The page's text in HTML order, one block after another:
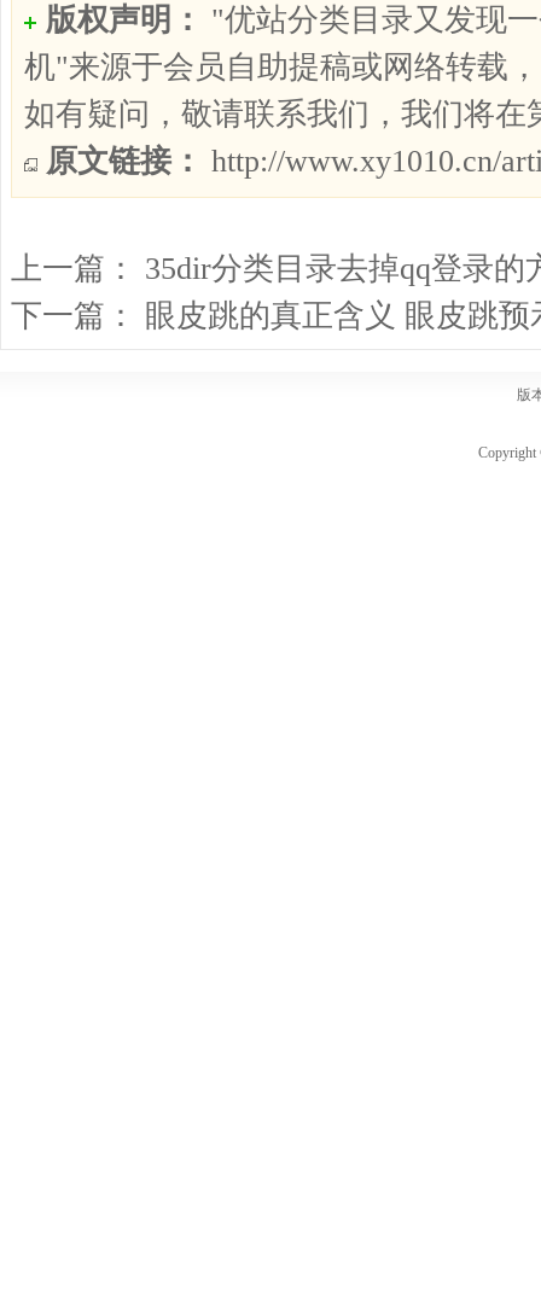
版权声明： "优站分类目录又发现
机"来源于会员自助提稿或网络转载
如有疑问，敬请联系我们，我们将
原文链接： http://www.xy1010.cn/
上一篇： 35dir分类目录去掉qq登录的
下一篇：
眼皮跳的真正含义 眼皮跳预
版